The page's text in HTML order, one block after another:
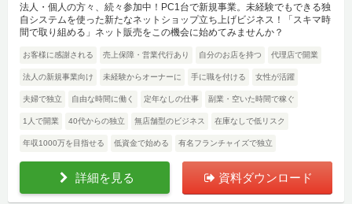
法人・個人の方々、続々参加中！PC1台で新規事業。未経験でもできる独
自システムを使った新たなネットショップ立ち上げビジネス！「スキマ時
間で取り組める」ネット販売をこの機会に始めてみませんか？
お客様に感謝される 売上保障・営業代行あり 自分のお店を持つ 代理店で開業
法人の新規事業向け 未経験からオーナーに 手に職を付ける 女性が活躍
夫婦で独立 自由な時間に働く 定年なしの仕事 副業・空いた時間で稼ぐ
1人で開業 40代からの独立 無店舗型のビジネス 在庫なしで低リスク
年収1000万を目指せる 低資金で始める 有名フランチャイズで独立
詳細を見る 資料ダウンロード